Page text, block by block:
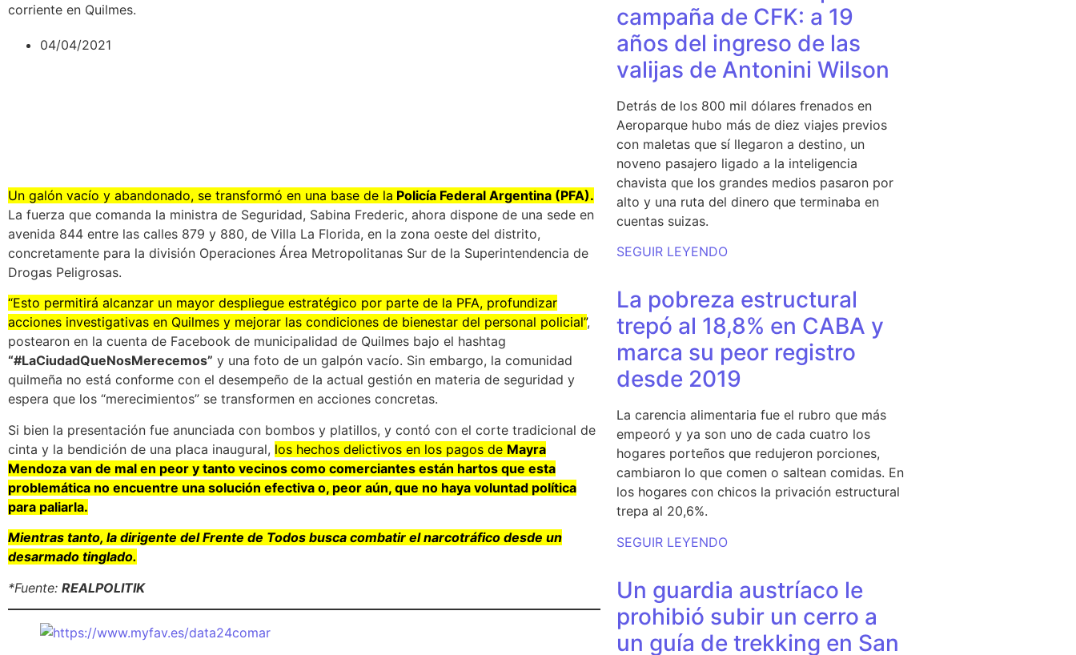
corriente en Quilmes.
04/04/2021
Un galón vacío y abandonado, se transformó en una base de la Policía Federal Argentina (PFA).
La fuerza que comanda la ministra de Seguridad, Sabina Frederic, ahora dispone de una sede en
avenida 844 entre las calles 879 y 880, de Villa La Florida, en la zona oeste del distrito,
concretamente para la división Operaciones Área Metropolitanas Sur de la Superintendencia de
Drogas Peligrosas.
“Esto permitirá alcanzar un mayor despliegue estratégico por parte de la PFA, profundizar
acciones investigativas en Quilmes y mejorar las condiciones de bienestar del personal policial”,
postearon en la cuenta de Facebook de municipalidad de Quilmes bajo el hashtag
“#LaCiudadQueNosMerecemos” y una foto de un galpón vacío. Sin embargo, la comunidad
quilmeña no está conforme con el desempeño de la actual gestión en materia de seguridad y
espera que los “merecimientos” se transformen en acciones concretas.
Si bien la presentación fue anunciada con bombos y platillos, y contó con el corte tradicional de
cinta y la bendición de una placa inaugural, los hechos delictivos en los pagos de Mayra
Mendoza van de mal en peor y tanto vecinos como comerciantes están hartos que esta
problemática no encuentre una solución efectiva o, peor aún, que no haya voluntad política
para paliarla.
Mientras tanto, la dirigente del Frente de Todos busca combatir el narcotráfico desde un
desarmado tinglado.
*Fuente: REALPOLITIK
campaña de CFK: a 19
años del ingreso de las
valijas de Antonini Wilson
Detrás de los 800 mil dólares frenados en
Aeroparque hubo más de diez viajes previos
con maletas que sí llegaron a destino, un
noveno pasajero ligado a la inteligencia
chavista que los grandes medios pasaron por
alto y una ruta del dinero que terminaba en
cuentas suizas.
SEGUIR LEYENDO
La pobreza estructural
trepó al 18,8% en CABA y
marca su peor registro
desde 2019
La carencia alimentaria fue el rubro que más
empeoró y ya son uno de cada cuatro los
hogares porteños que redujeron porciones,
cambiaron lo que comen o saltean comidas. En
los hogares con chicos la privación estructural
trepa al 20,6%.
SEGUIR LEYENDO
Un guardia austríaco le
prohibió subir un cerro a
un guía de trekking en San